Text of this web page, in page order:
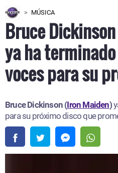
MÚSICA
Bruce
ya ha
voces para su
Bruce Dickinson (Iron Maiden)
para su próximo disco que